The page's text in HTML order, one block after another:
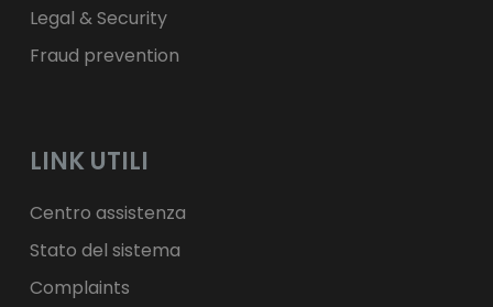
Legal & Security
Fraud prevention
LINK UTILI
Centro assistenza
Stato del sistema
Complaints